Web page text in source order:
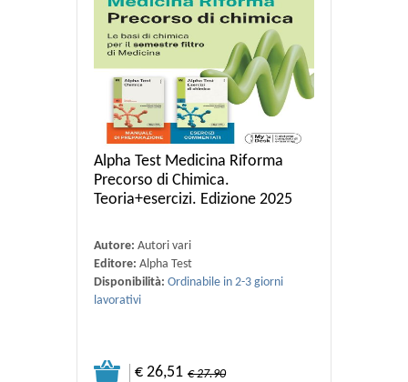
Alpha Test Medicina Riforma
Precorso di Chimica.
Teoria+esercizi. Edizione 2025
Autore: Autori vari
Editore: Alpha Test
Disponibilità: Ordinabile in 2-3 giorni
lavorativi
€ 26,51 € 27.90